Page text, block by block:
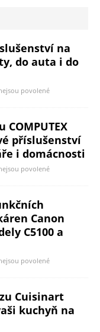
na
do auta i do
povolené
příslušenství
i domácnosti
povolené
Canon
C5100 a
povolené
Cuisinart
kuchyň na